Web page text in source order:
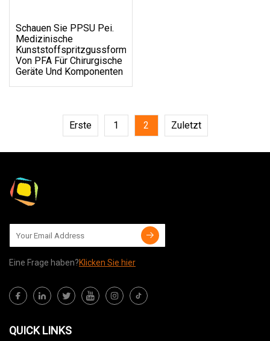
Schauen Sie PPSU Pei.
Medizinische
Kunststoffspritzgussform
Von PFA Für Chirurgische
Geräte Und Komponenten
Erste 1 2 Zuletzt
Eine Frage haben?Klicken Sie hier
QUICK LINKS